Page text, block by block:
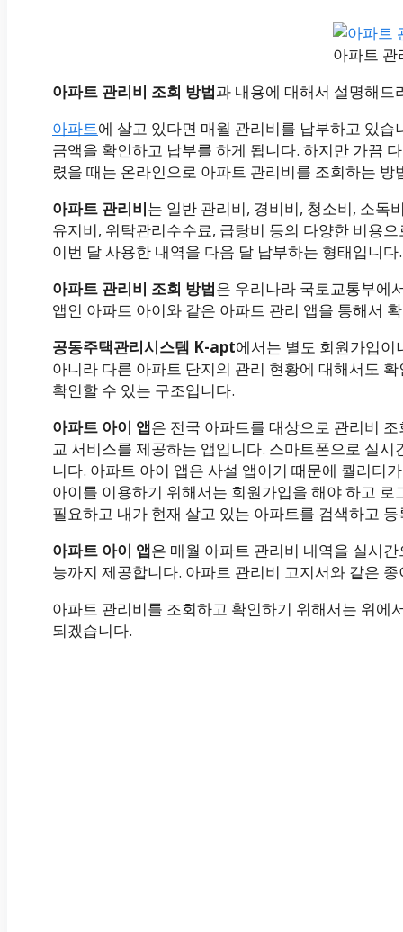
아파트 관
아파트 관리비 조회 방법과 내용에 대해서 설명해드
아파트에 살고 있다면 매월 관리비를 납부하고 있
금액을 확인하고 납부를 하게 됩니다. 하지만 가끔
렸을 때는 온라인으로 아파트 관리비를 조회하는
아파트 관리비는 일반 관리비, 경비비, 청소비, 소독
유지비, 위탁관리수수료, 급탕비 등의 다양한 비용
이번 달 사용한 내역을 다음 달 납부하는 형태입니다.
아파트 관리비 조회 방법은 우리나라 국토교통부에
앱인 아파트 아이와 같은 아파트 관리 앱을 통해서
공동주택관리시스템 K-apt에서는 별도 회원가입이
아니라 다른 아파트 단지의 관리 현황에 대해서도
확인할 수 있는 구조입니다.
아파트 아이 앱은 전국 아파트를 대상으로 관리비
교 서비스를 제공하는 앱입니다. 스마트폰으로 실
니다. 아파트 아이 앱은 사설 앱이기 때문에 퀄리티
아이를 이용하기 위해서는 회원가입을 해야 하고
필요하고 내가 현재 살고 있는 아파트를 검색하고
아파트 아이 앱은 매월 아파트 관리비 내역을 실시
능까지 제공합니다. 아파트 관리비 고지서와 같은
아파트 관리비를 조회하고 확인하기 위해서는 위에
되겠습니다.